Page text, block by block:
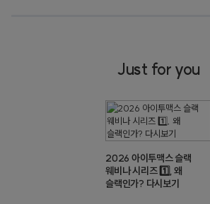
Just for you
2026 아이투맥스 슬랙
웨비나 시리즈 1️⃣, 왜
슬랙인가? 다시보기